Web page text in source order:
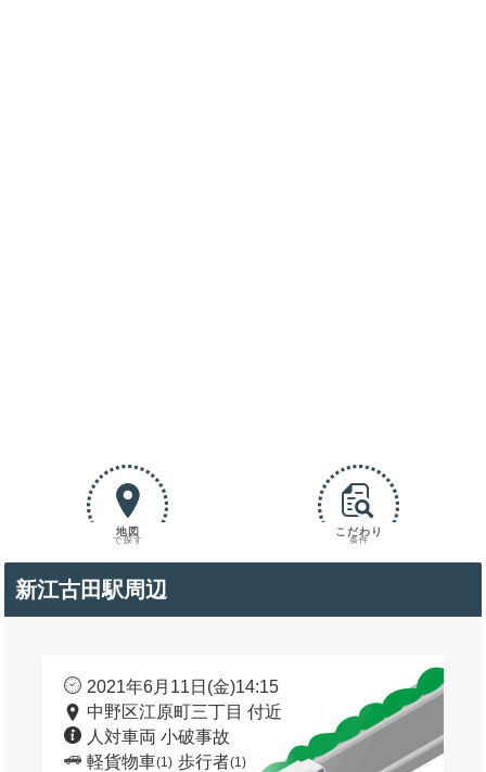
地図
で探す
こだわり
条件
新江古田駅周辺
2021年6月11日(金)14:15
中野区江原町三丁目 付近
人対車両 小破事故
軽貨物車(1) 歩行者(1)